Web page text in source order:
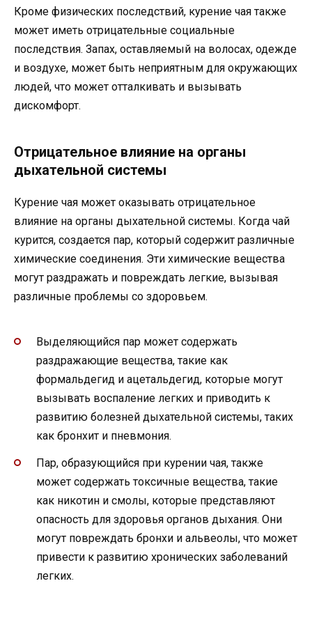
Кроме физических последствий, курение чая также
может иметь отрицательные социальные
последствия. Запах, оставляемый на волосах, одежде
и воздухе, может быть неприятным для окружающих
людей, что может отталкивать и вызывать
дискомфорт.
Отрицательное влияние на органы
дыхательной системы
Курение чая может оказывать отрицательное
влияние на органы дыхательной системы. Когда чай
курится, создается пар, который содержит различные
химические соединения. Эти химические вещества
могут раздражать и повреждать легкие, вызывая
различные проблемы со здоровьем.
Выделяющийся пар может содержать
раздражающие вещества, такие как
формальдегид и ацетальдегид, которые могут
вызывать воспаление легких и приводить к
развитию болезней дыхательной системы, таких
как бронхит и пневмония.
Пар, образующийся при курении чая, также
может содержать токсичные вещества, такие
как никотин и смолы, которые представляют
опасность для здоровья органов дыхания. Они
могут повреждать бронхи и альвеолы, что может
привести к развитию хронических заболеваний
легких.